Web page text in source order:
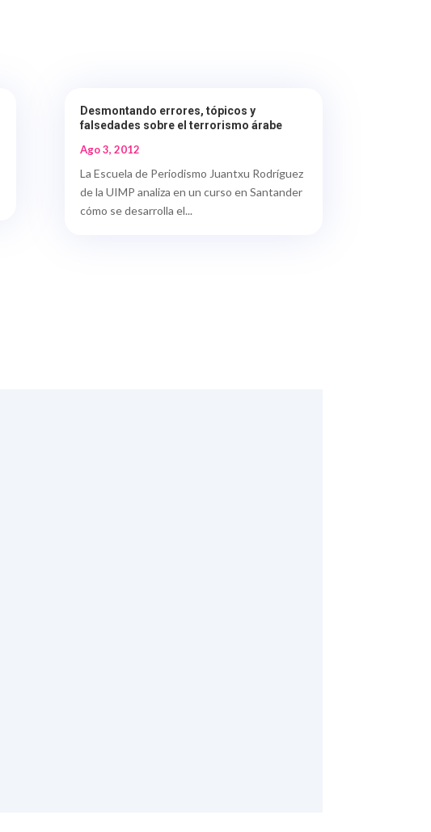
Desmontando errores, tópicos y
falsedades sobre el terrorismo árabe
Ago 3, 2012
La Escuela de Periodismo Juantxu Rodríguez
de la UIMP analiza en un curso en Santander
cómo se desarrolla el...